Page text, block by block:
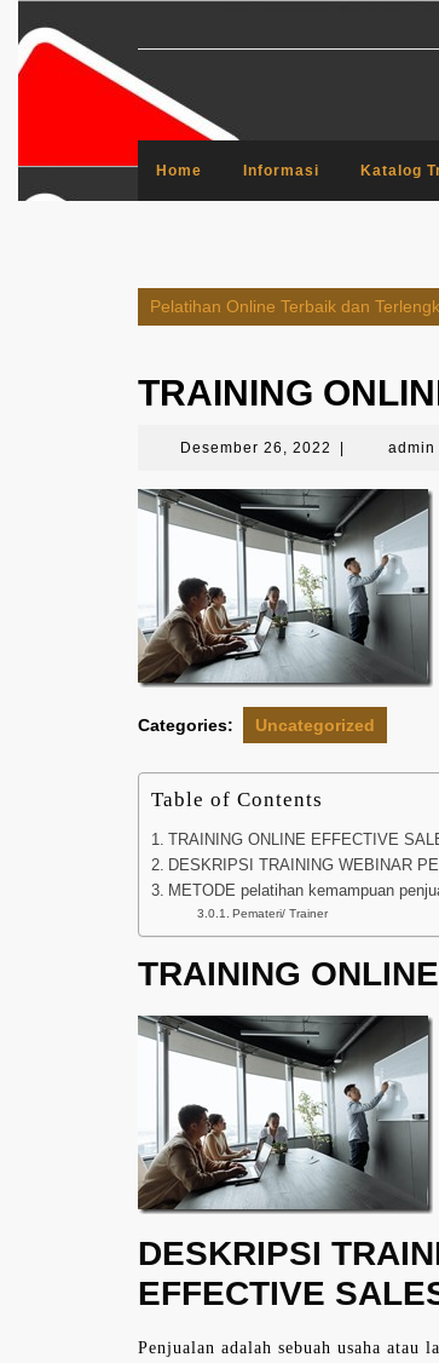
to
content
Home Informasi Katalog
Pelatihan Online Terbaik dan
TRAINING
Desember 26, 2022 Desember
2022
admin
Categories: Uncategorized
Table of Contents
TRAINING ONLINE EFFECTIVE
DESKRIPSI TRAINING WEBINAR
METODE pelatihan kemampuan
Pemateri/ Trainer
TRAINING
DESKRIPSI
EFFECTIVE
Penjualan adalah sebuah usaha